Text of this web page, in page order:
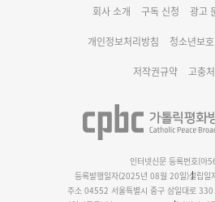
명동 미디어큐브 & 1898 미디어월
회사 소개 구독 신청 광고
개인정보처리방침 청소년보
저작권규약 고충
인터넷신문 등록번호(아
등록발행일자(2025년 08월 20일)설립
주소 04552 서울특별시 중구 삼일대로